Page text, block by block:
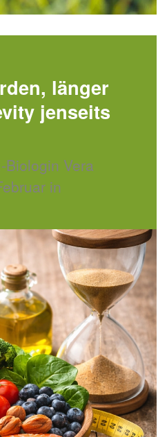
länger
jenseits
Biologin Vera
in